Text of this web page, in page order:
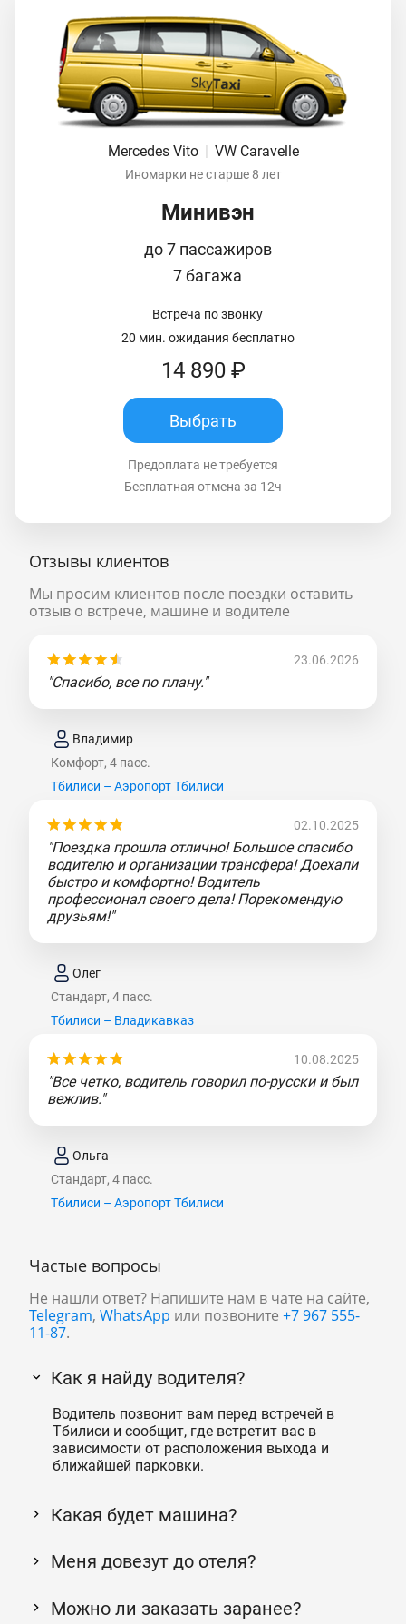
Mercedes Vito VW Caravelle
Иномарки не старше 8 лет
Минивэн
до 7 пассажиров
7 багажа
Встреча по звонку
20 мин. ожидания бесплатно
14 890 ₽
Выбрать
Предоплата не требуется
Бесплатная отмена за 12ч
Отзывы клиентов
Мы просим клиентов после поездки оставить
отзыв о встрече, машине и водителе
23.06.2026
"Спасибо, все по плану."
Владимир
Комфорт, 4 пасс.
Тбилиси – Аэропорт Тбилиси
02.10.2025
"Поездка прошла отлично! Большое спасибо
водителю и организации трансфера! Доехали
быстро и комфортно! Водитель
профессионал своего дела! Порекомендую
друзьям!"
Олег
Стандарт, 4 пасс.
Тбилиси – Владикавказ
10.08.2025
"Все четко, водитель говорил по-русски и был
вежлив."
Ольга
Стандарт, 4 пасс.
Тбилиси – Аэропорт Тбилиси
Частые вопросы
Не нашли ответ? Напишите нам в чате на сайте,
Telegram, WhatsApp или позвоните +7 967 555-
11-87.
Как я найду водителя?
Водитель позвонит вам перед встречей в
Тбилиси и сообщит, где встретит вас в
зависимости от расположения выхода и
ближайшей парковки.
Какая будет машина?
Меня довезут до отеля?
Можно ли заказать заранее?